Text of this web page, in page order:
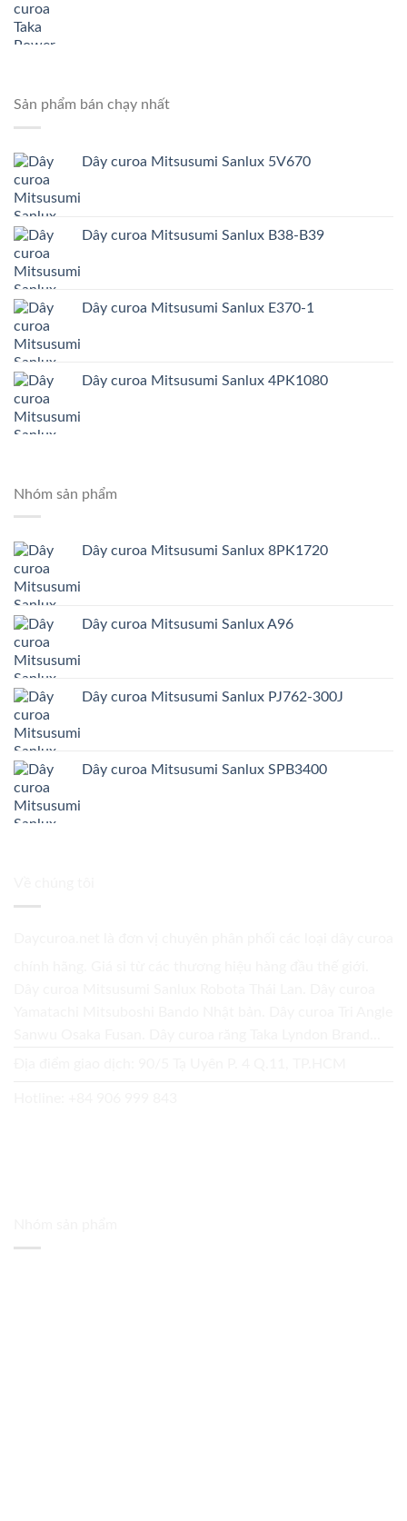
Sản phẩm bán chạy nhất
Dây curoa Mitsusumi Sanlux 5V670
Dây curoa Mitsusumi Sanlux B38-B39
Dây curoa Mitsusumi Sanlux E370-1
Dây curoa Mitsusumi Sanlux 4PK1080
Nhóm sản phẩm
Dây curoa Mitsusumi Sanlux 8PK1720
Dây curoa Mitsusumi Sanlux A96
Dây curoa Mitsusumi Sanlux PJ762-300J
Dây curoa Mitsusumi Sanlux SPB3400